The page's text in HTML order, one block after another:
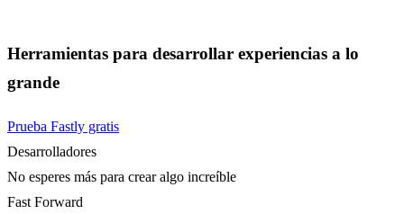
Herramientas para desarrollar experiencias a lo
grande
Prueba Fastly gratis
Desarrolladores
No esperes más para crear algo increíble
Fast Forward